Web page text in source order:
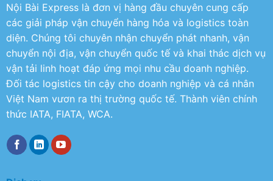
Nội Bài Express là đơn vị hàng đầu chuyên cung cấp
các giải pháp vận chuyển hàng hóa và logistics toàn
diện. Chúng tôi chuyên nhận chuyển phát nhanh, vận
chuyển nội địa, vận chuyển quốc tế và khai thác dịch vụ
vận tải linh hoạt đáp ứng mọi nhu cầu doanh nghiệp.
Đối tác logistics tin cậy cho doanh nghiệp và cá nhân
Việt Nam vươn ra thị trường quốc tế. Thành viên chính
thức IATA, FIATA, WCA.